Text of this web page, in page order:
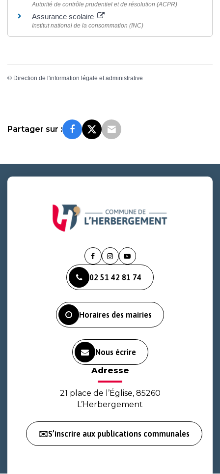
Autorité de contrôle prudentiel et de résolution (ACPR)
Assurance scolaire
Institut national de la consommation (INC)
© Direction de l'information légale et administrative
Partager sur :
Lien
le
compte
Lien
le
compte
Lien
la
chaîne
02 51 42 81 74
Horaires des mairies
Nous écrire
Adresse
21 place de l’Église, 85260
L’Herbergement
✉️S’inscrire aux publications communales